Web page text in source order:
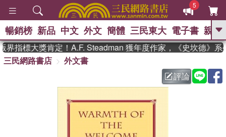
5
GO
父親節 、 花開錦
方念華 、 台灣的
、 偉大的迷走神經
群喵 、 臺灣漫遊錄
暢銷榜 新品 中文 外文 簡體 三民東大 電子書 親子
指標大獎肯定！A.F. Steadman 獲年度作家，《史坎德》系
三民網路書店
外文書
評論